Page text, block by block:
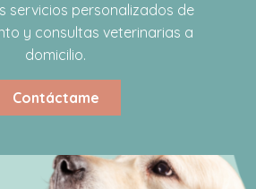
servicios personalizados de
y consultas veterinarias a
domicilio.
Contáctame